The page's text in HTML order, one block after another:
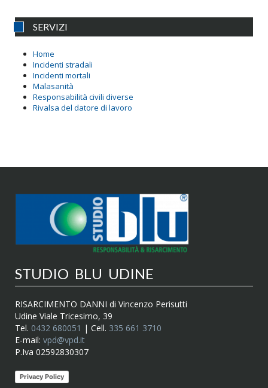
SERVIZI
Home
Incidenti stradali
Incidenti mortali
Malasanità
Responsabilità civili diverse
Rivalsa del datore di lavoro
STUDIO BLU UDINE
RISARCIMENTO DANNI di Vincenzo Perisutti
Udine Viale Tricesimo, 39
Tel. 0432 680051 | Cell. 335 661 3710
E-mail: vpd@vpd.it
P.Iva 02592830307
Privacy Policy